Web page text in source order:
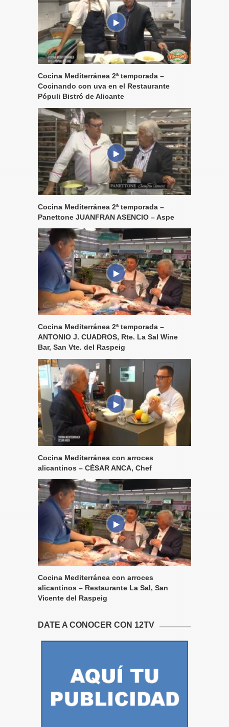
Cocina Mediterránea 2ª temporada –
Cocinando con uva en el Restaurante
Pópuli Bistró de Alicante
Cocina Mediterránea 2ª temporada –
Panettone JUANFRAN ASENCIO – Aspe
Cocina Mediterránea 2ª temporada –
ANTONIO J. CUADROS, Rte. La Sal Wine
Bar, San Vte. del Raspeig
Cocina Mediterránea con arroces
alicantinos – CÉSAR ANCA, Chef
Cocina Mediterránea con arroces
alicantinos – Restaurante La Sal, San
Vicente del Raspeig
DATE A CONOCER CON 12TV